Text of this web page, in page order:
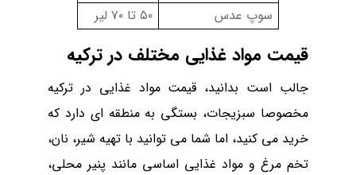
سوپ عدس
۵۰ تا۷۰ لیر
قیمت مواد غذایی مختلف در ترکیه
جالب است بدانید، قیمت مواد غذایی در ترکیه
مخصوصا سبزیجات، بستگی به منطقه ای دارد که
خرید می کنید، اما شما می توانید با تهیه شیر، نان،
تخم مرغ و مواد غذایی اساسی مانند پنیر محلی،